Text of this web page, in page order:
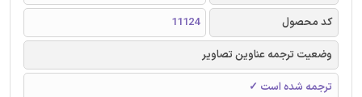
کد محصول
11124
وضعیت ترجمه عناوین تصاویر
ترجمه شده است ✓